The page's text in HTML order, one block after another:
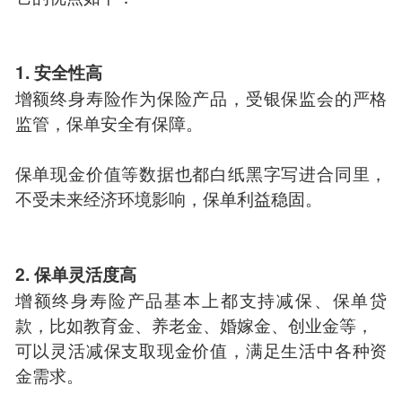
1. 安全性高
增额终身寿险作为保险产品，受银保监会的严格
监管，保单安全有保障。
保单现金价值等数据也都白纸黑字写进合同里，
不受未来经济环境影响，保单利益稳固。
2. 保单灵活度高
增额终身寿险产品基本上都支持减保、保单贷
款，比如教育金、养老金、婚嫁金、创业金等，
可以灵活减保支取现金价值，满足生活中各种资
金需求。